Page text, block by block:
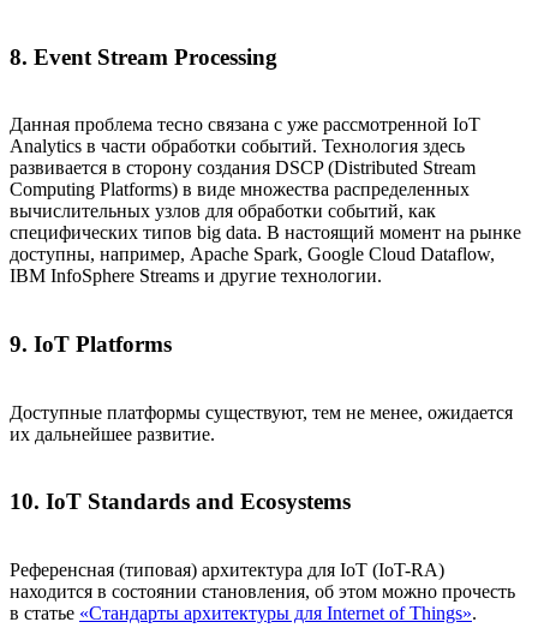
8. Event Stream Processing
Данная проблема тесно связана с уже рассмотренной IoT
Analytics в части обработки событий. Технология здесь
развивается в сторону создания DSCP (Distributed Stream
Computing Platforms) в виде множества распределенных
вычислительных узлов для обработки событий, как
специфических типов big data. В настоящий момент на рынке
доступны, например, Apache Spark, Google Cloud Dataflow,
IBM InfoSphere Streams и другие технологии.
9. IoT Platforms
Доступные платформы существуют, тем не менее, ожидается
их дальнейшее развитие.
10. IoT Standards and Ecosystems
Референсная (типовая) архитектура для IoT (IoT-RA)
находится в состоянии становления, об этом можно прочесть
в статье «Стандарты архитектуры для Internet of Things».